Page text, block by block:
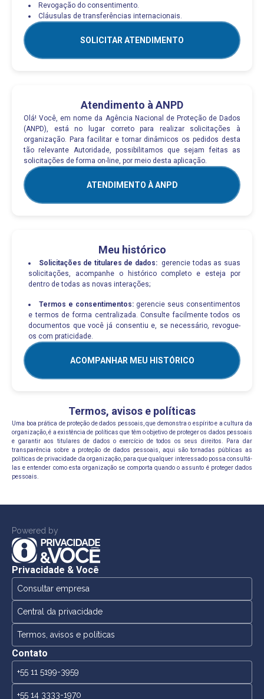
Revogação do consentimento.
Cláusulas de transferências internacionais.
SOLICITAR ATENDIMENTO
Atendimento à ANPD
Olá! Você, em nome da Agência Nacional de Proteção de Dados
(ANPD), está no lugar correto para realizar solicitações à
organização. Para facilitar e tornar dinâmicos os pedidos desta
tão relevante Autoridade, possibilitamos que sejam feitas as
solicitações de forma on-line, por meio desta aplicação.
ATENDIMENTO À ANPD
Meu histórico
Solicitações de titulares de dados: gerencie todas as suas
solicitações, acompanhe o histórico completo e esteja por
dentro de todas as novas interações;
Termos e consentimentos: gerencie seus consentimentos
e termos de forma centralizada. Consulte facilmente todos os
documentos que você já consentiu e, se necessário, revogue-
os com praticidade.
ACOMPANHAR MEU HISTÓRICO
Termos, avisos e políticas
Uma boa prática de proteção de dados pessoais, que demonstra o espírito e a cultura da
organização, é a existência de políticas que têm o objetivo de proteger os dados pessoais
e garantir aos titulares de dados o exercício de todos os seus direitos. Para dar
transparência sobre a proteção de dados pessoais, aqui são tornadas públicas as
políticas de privacidade da organização, para que qualquer interessado possa consultá-
las e entender como esta organização se comporta quando o assunto é proteger dados
pessoais.
Powered by
Privacidade & Você
Consultar empresa
Central da privacidade
Termos, avisos e políticas
Contato
+55 11 5199-3959
+55 14 3333-1970